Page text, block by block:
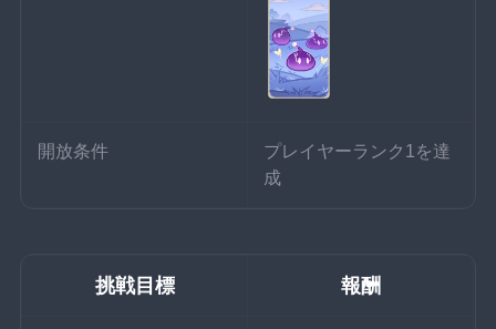
開放条件
プレイヤーランク1を達
成
挑戦目標 報酬